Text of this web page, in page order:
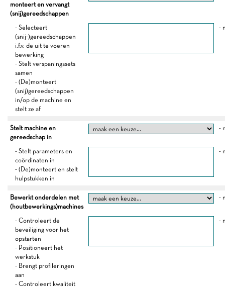
monteert en vervangt
(snij)gereedschappen
- Selecteert
(snij-)gereedschappen
i.f.v. de uit te voeren
bewerking
- Stelt verspaningssets
samen
- (De)monteert
(snij)gereedschappen
in/op de machine en
stelt ze af
-
Stelt machine en
gereedschap in
-
- Stelt parameters en
coördinaten in
- (De)monteert en stelt
hulpstukken in
-
Bewerkt onderdelen met
(houtbewerkings)machines
-
- Controleert de
beveiliging voor het
opstarten
- Positioneert het
werkstuk
- Brengt profileringen
aan
- Controleert kwaliteit
-